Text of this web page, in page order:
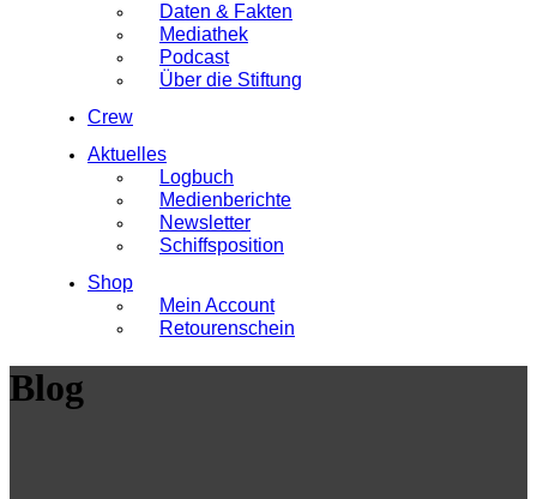
Daten & Fakten
Mediathek
Podcast
Über die Stiftung
Crew
Aktuelles
Logbuch
Medienberichte
Newsletter
Schiffsposition
Shop
Mein Account
Retourenschein
Blog